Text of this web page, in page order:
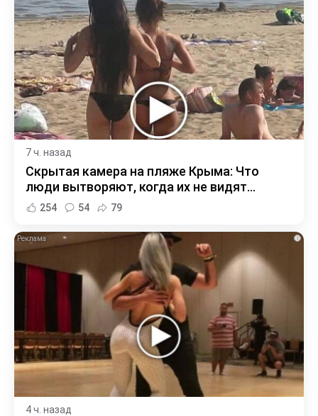
7 ч. назад
Скрытая камера на пляже Крыма: Что
люди вытворяют, когда их не видят...
254 54 79
i
4 ч. назад